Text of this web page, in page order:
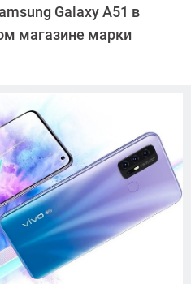
Galaxy A51 в
магазине марки